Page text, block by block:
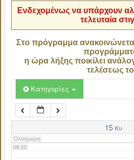
Ενδεχομένως να υπάρχουν
τελευταία
Στο πρόγραμμα
η ώρα λήξης ποικίλει
τελέσεως
Κατηγορίες
15 Κυ
Ολοήμερη
06:00
07:00
08:00